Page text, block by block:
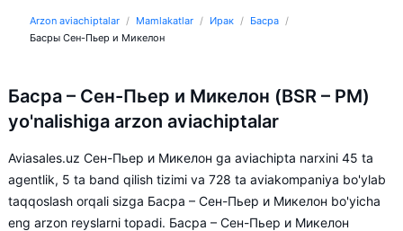
Arzon aviachiptalar Mamlakatlar Ирак
Басра
Басры Сен-Пьер и Микелон
Басра – Сен-Пьер и Микелон (BSR – PM)
yo'nalishiga arzon aviachiptalar
Aviasales.uz Сен-Пьер и Микелон ga aviachipta narxini 45 ta
agentlik, 5 ta band qilish tizimi va 728 ta aviakompaniya bo'ylab
taqqoslash orqali sizga Басра – Сен-Пьер и Микелон bo'yicha
eng arzon reyslarni topadi. Басра – Сен-Пьер и Микелон